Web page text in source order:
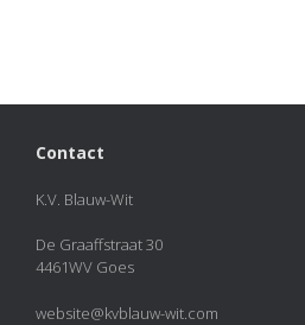
Contact
K.V. Blauw-Wit
De Graaffstraat 30
4461WV Goes
website@kvblauw-wit.com